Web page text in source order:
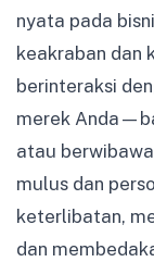
nyata pada
keakraban dan
berinteraksi
merek
atau
mulus dan
keterlibatan,
dan